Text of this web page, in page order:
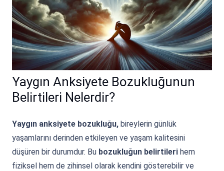
Yaygın Anksiyete Bozukluğunun
Belirtileri Nelerdir?
Yaygın anksiyete bozukluğu, bireylerin günlük
yaşamlarını derinden etkileyen ve yaşam kalitesini
düşüren bir durumdur. Bu bozukluğun belirtileri hem
fiziksel hem de zihinsel olarak kendini gösterebilir ve